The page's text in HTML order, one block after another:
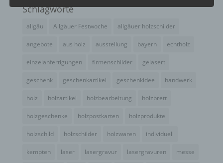
Schlagworte
allgäu Allgäuer Festwoche allgäuer holzschilder
angebote aus holz ausstellung bayern echtholz
einzelanfertigungen firmenschilder gelasert
geschenk geschenkartikel geschenkidee handwerk
holz holzartikel holzbearbeitung holzbrett
holzgeschenke holzpostkarten holzprodukte
holzschild holzschilder holzwaren individuell
kempten laser lasergravur lasergravuren messe
Einschränkung der Verarbeitung ist die Markierung
Ziel, ihre künftige Verarbeitung einzuschränken.
e) Profiling
Verarbeitung personenbezogener Daten, die darin
besteht, dass diese personenbezogenen Daten